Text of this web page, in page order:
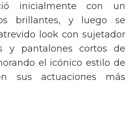
inicialmente con un
brillantes, y luego se
look con sujetador
y pantalones cortos de
el icónico estilo de
sus actuaciones más